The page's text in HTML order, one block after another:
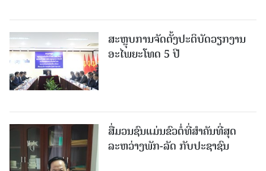
ສະຫຼຸບການຈັດຕັ້ງປະຕິບັດວຽກງານ
ອະໄພຍະໂທດ 5 ປີ
ສື່ມວນຊົນແມ່ນຂົວຕໍ່ທີ່ສໍາຄັນທີ່ສຸດ
ລະຫວ່າງພັກ-ລັດ ກັບປະຊາຊົນ